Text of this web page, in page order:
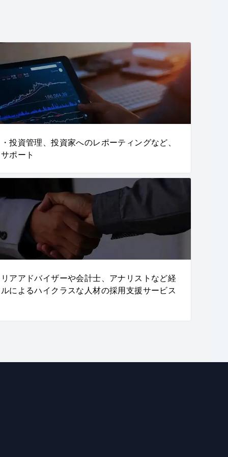
投資管理、投資家へのレポーティングなど、
ポート
アアドバイザーや会計士、アナリストなど経
によるハイクラスな人材の採用支援サービス